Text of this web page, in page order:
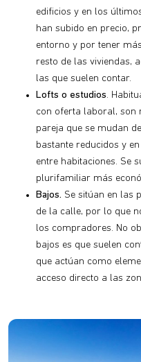
edificios y en los
han subido en precio,
entorno y por tener
resto de las viviendas,
las que suelen contar.
Lofts o estudios.
con oferta laboral, son
pareja que se mudan
bastante reducidos y
entre habitaciones. Se
plurifamiliar más
Bajos. Se sitúan en las
de la calle, por lo que
los compradores. No
bajos es que suelen
que actúan como
acceso directo a las